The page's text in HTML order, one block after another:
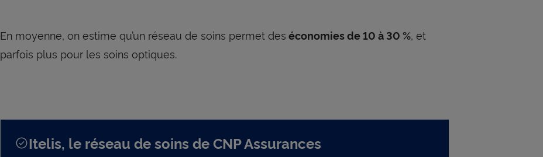
En moyenne, on estime qu’un réseau de soins permet des économies de 10 à 30 %, et
parfois plus pour les soins optiques.
Itelis, le réseau de soins de CNP Assurances